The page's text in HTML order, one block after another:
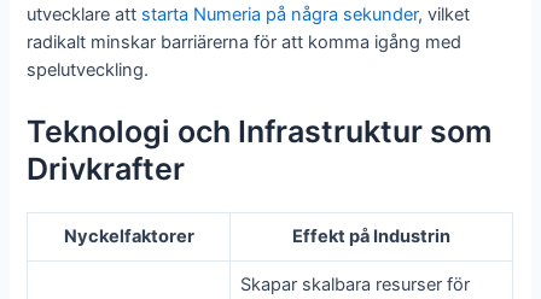
utvecklare att starta Numeria på några sekunder, vilket
radikalt minskar barriärerna för att komma igång med
spelutveckling.
Teknologi och Infrastruktur som
Drivkrafter
Nyckelfaktorer Effekt på Industrin
Skapar skalbara resurser för